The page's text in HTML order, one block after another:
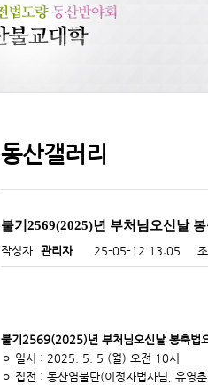
동산갤러리
불기2569(2025)년 부처님오신날
작성자 관리자 25-05-12 13:05
불기2569(2025)년 부처님오신날 봉축법
ㅇ 일시 : 2025. 5. 5 (월) 오전 10시
ㅇ 집전 : 동산염불단(이정자법사님, 유영